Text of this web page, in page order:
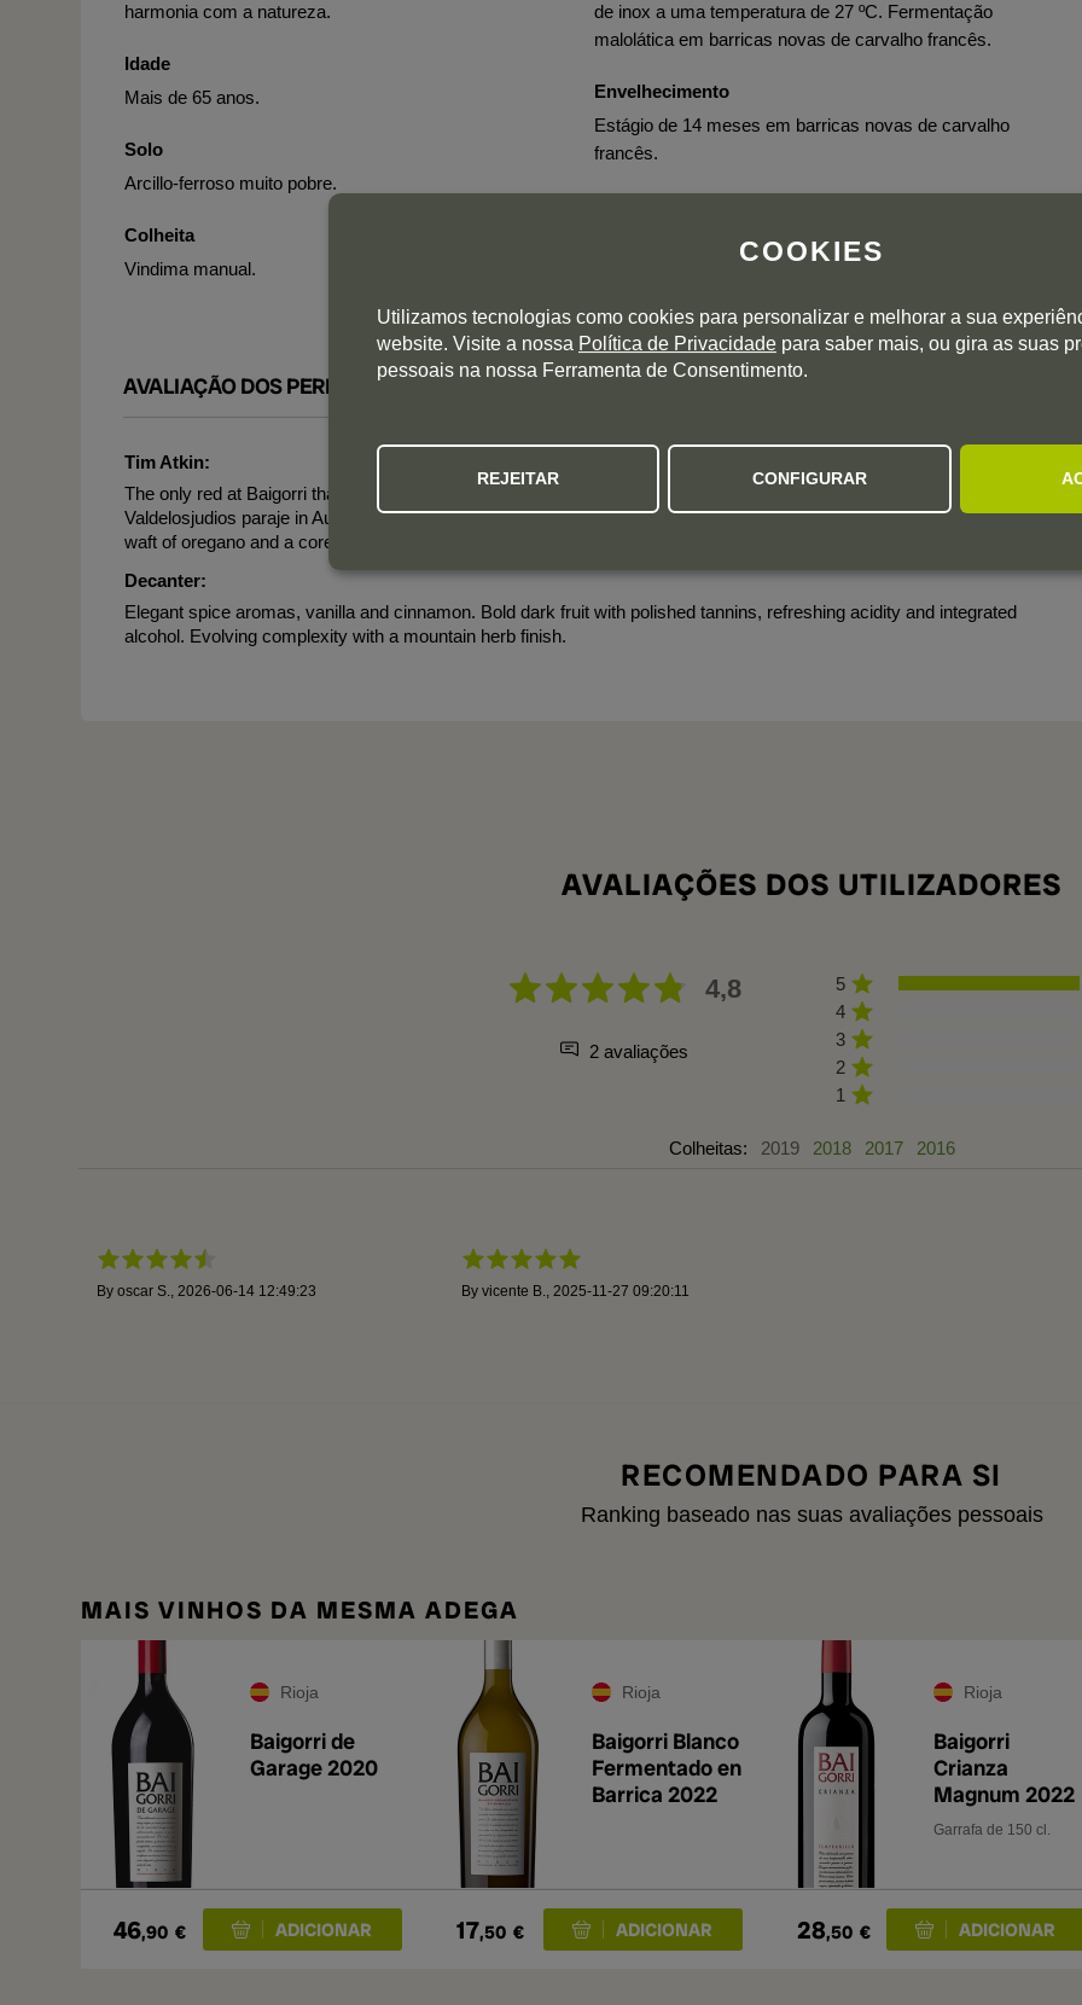
harmonia com a natureza.
Idade
Mais de 65 anos.
Solo
Arcillo-ferroso muito pobre.
Colheita
Vindima manual.
de inox a uma temperatura de 27 ºC. Fermentação
malolática em barricas novas de carvalho francês.
Envelhecimento
Estágio de 14 meses em barricas novas de carvalho
francês.
Sem clarificar nem filtrar.
AVALIAÇÃO DOS PERITOS
Tim Atkin:
The only red at Baigorri that uses grapes from the Rioja Oriental, this comes from a couple of parcels in the
Valdelosjudios paraje in Ausejo. Fresh, juicy and well balanced, it has nicely understated oak, granular tannins, a
waft of oregano and a core of plum and pomegranate. 2026-32.
Decanter:
Elegant spice aromas, vanilla and cinnamon. Bold dark fruit with polished tannins, refreshing acidity and integrated
alcohol. Evolving complexity with a mountain herb finish.
AVALIAÇÕES DOS UTILIZADORES
4,8
2 avaliações
5
4
3
2
1
Colheitas: 2019 2018 2017 2016
By oscar S., 2026-06-14 12:49:23 By vicente B., 2025-11-27 09:20:11
RECOMENDADO PARA SI
Ranking baseado nas suas avaliações pessoais
MAIS VINHOS DA MESMA ADEGA
Rioja
Baigorri de
Garage 2020
46,90 €
Rioja
Baigorri Blanco
Fermentado en
Barrica 2022
17,50 €
Rioja
Baigorri
Crianza
Magnum 2022
Garrafa de 150 cl.
28,50 €
COOKIES
Utilizamos tecnologias como cookies para personalizar e melhorar a sua
website. Visite a nossa Política de Privacidade para saber mais, ou gira as suas
pessoais na nossa Ferramenta de Consentimento.
REJEITAR CONFIGURAR